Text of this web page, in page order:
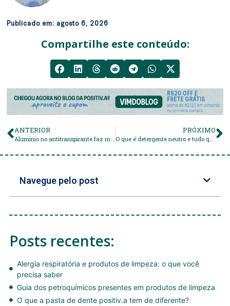
Publicado em:agosto 6, 2026
Compartilhe este conteúdo:
ANTERIOR PRÓXIMO
Navegue pelo post
Posts recentes:
Alergia respiratória e produtos de limpeza: o que você
precisa saber
Guia dos petroquímicos presentes em produtos de limpeza
O que a pasta de dente positiv.a tem de diferente?